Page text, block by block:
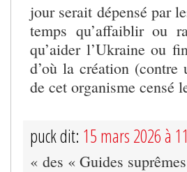
jour serait dépensé par
temps qu’affaiblir ou
qu’aider l’Ukraine ou
d’où la création
de cet organisme censé
puck dit: 15 mars 2026 à
« des « Guides